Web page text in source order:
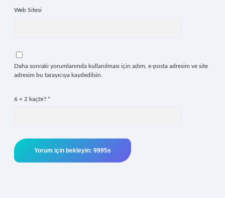
Web Sitesi
Daha sonraki yorumlarımda kullanılması için adım, e-posta adresim ve site
adresim bu tarayıcıya kaydedilsin.
6 + 2 kaçtır? *